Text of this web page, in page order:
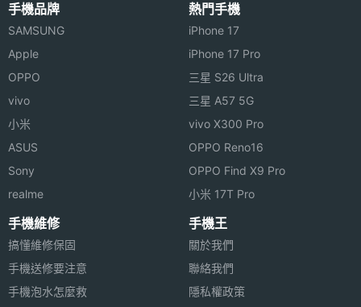
◎ 睡眠監控、心率監測、血氧監測
◎ 來電提醒、訊息通知、查找手機、音樂控制
◎ 150 種以上運動模式
◎ 配置 550mAh 電量
◎ 磁吸式充電設計
◎上述內容提到偵測功能的測量結果僅為參考，不能
作爲診斷和治療依據。
※本文為 SOGI 手機王版權所有，未經授權不得轉載使用※
計步器
加速度
感應器
心跳感
測器
睡眠感
測器
機體規格
度
手機品牌
SAMSUNG
Apple
OPPO
vivo
小米
ASUS
Sony
realme
熱門手機
iPhone 17
iPhone 17 Pro
三星 S26 Ultra
三星 A57 5G
vivo X300 Pro
OPPO Reno16
OPPO Find X9 Pro
小米 17T Pro
手機維修
搞懂維修保固
手機送修要注意
手機泡水怎麼救
手機王
關於我們
聯絡我們
隱私權政策